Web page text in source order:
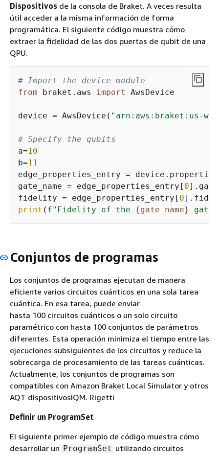
Dispositivos de la consola de Braket. A veces resulta
útil acceder a la misma información de forma
programática. El siguiente código muestra cómo
extraer la fidelidad de las dos puertas de qubit de una
QPU.
# Import the device module
from braket.aws import AwsDevice
device = AwsDevice( "arn:aws:braket:us-
# Specify the qubits
a=10
b=11
edge_properties_entry =
gate_name = edge_properties_entry[ 0
fidelity = edge_properties_entry[ 0
print ( f"Fidelity of the {gate_name} gate
Conjuntos de programas
Los conjuntos de programas ejecutan de manera
eficiente varios circuitos cuánticos en una sola tarea
cuántica. En esa tarea, puede enviar
hasta 100 circuitos cuánticos o un solo circuito
paramétrico con hasta 100 conjuntos de parámetros
diferentes. Esta operación minimiza el tiempo entre las
ejecuciones subsiguientes de los circuitos y reduce la
sobrecarga de procesamiento de las tareas cuánticas.
Actualmente, los conjuntos de programas son
compatibles con Amazon Braket Local Simulator y otros
AQT dispositivosIQM. Rigetti
Definir un ProgramSet
El siguiente primer ejemplo de código muestra cómo
desarrollar un ProgramSet utilizando circuitos